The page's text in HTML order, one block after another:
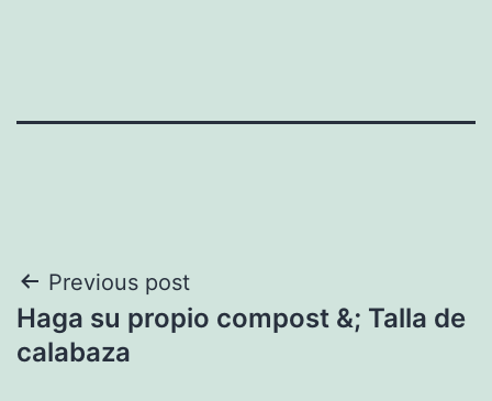
Post
navigation
Previous post
Haga su propio compost &; Talla de
calabaza